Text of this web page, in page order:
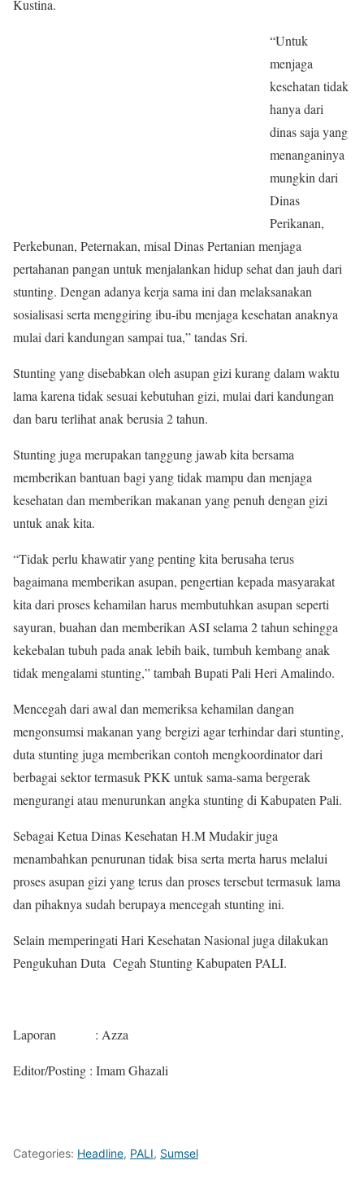
Kustina.
“Untuk
menjaga
kesehatan tidak
hanya dari
dinas saja yang
menanganinya
mungkin dari
Dinas
Perikanan,
Perkebunan, Peternakan, misal Dinas Pertanian menjaga
pertahanan pangan untuk menjalankan hidup sehat dan jauh dari
stunting. Dengan adanya kerja sama ini dan melaksanakan
sosialisasi serta menggiring ibu-ibu menjaga kesehatan anaknya
mulai dari kandungan sampai tua,” tandas Sri.
Stunting yang disebabkan oleh asupan gizi kurang dalam waktu
lama karena tidak sesuai kebutuhan gizi, mulai dari kandungan
dan baru terlihat anak berusia 2 tahun.
Stunting juga merupakan tanggung jawab kita bersama
memberikan bantuan bagi yang tidak mampu dan menjaga
kesehatan dan memberikan makanan yang penuh dengan gizi
untuk anak kita.
“Tidak perlu khawatir yang penting kita berusaha terus
bagaimana memberikan asupan, pengertian kepada masyarakat
kita dari proses kehamilan harus membutuhkan asupan seperti
sayuran, buahan dan memberikan ASI selama 2 tahun sehingga
kekebalan tubuh pada anak lebih baik, tumbuh kembang anak
tidak mengalami stunting,” tambah Bupati Pali Heri Amalindo.
Mencegah dari awal dan memeriksa kehamilan dangan
mengonsumsi makanan yang bergizi agar terhindar dari stunting,
duta stunting juga memberikan contoh mengkoordinator dari
berbagai sektor termasuk PKK untuk sama-sama bergerak
mengurangi atau menurunkan angka stunting di Kabupaten Pali.
Sebagai Ketua Dinas Kesehatan H.M Mudakir juga
menambahkan penurunan tidak bisa serta merta harus melalui
proses asupan gizi yang terus dan proses tersebut termasuk lama
dan pihaknya sudah berupaya mencegah stunting ini.
Selain memperingati Hari Kesehatan Nasional juga dilakukan
Pengukuhan Duta Cegah Stunting Kabupaten PALI.
Laporan : Azza
Editor/Posting : Imam Ghazali
Categories: Headline, PALI, Sumsel